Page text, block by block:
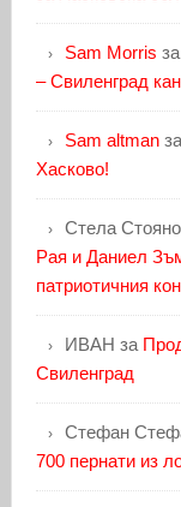
Sam Morris за
– Свиленград
Sam altmanза
Хасково!
Стела
Рая и Даниел
патриотичния
ИВАН за
Свиленград
Стефан
700 пернати из